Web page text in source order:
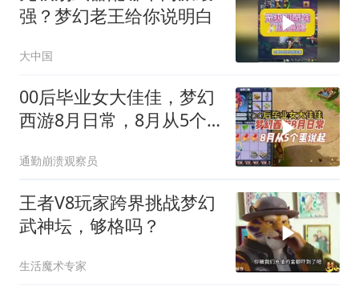
强？梦幻老王给你说明白
大中国
00后毕业女大佳佳，梦幻
西游8月日常，8月从5个
通勤崩溃观察员
王者V8玩家跨界挑战梦幻
武神坛，够格吗？
生活魔术专家